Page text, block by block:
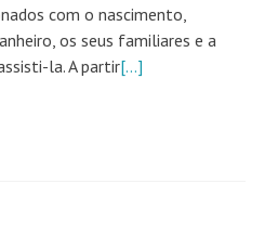
com o nascimento,
os seus familiares e a
la. A partir[…]